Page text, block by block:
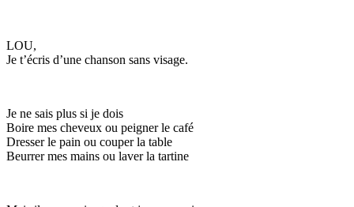
LOU,
Je t’écris d’une chanson sans visage.
Je ne sais plus si je dois
Boire mes cheveux ou peigner le café
Dresser le pain ou couper la table
Beurrer mes mains ou laver la tartine